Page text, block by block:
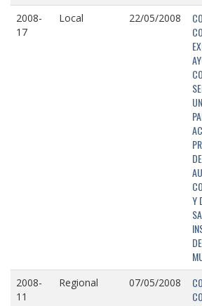
2008-
17
Local 22/05/2008
Y
2008-
11
Regional 07/05/2008